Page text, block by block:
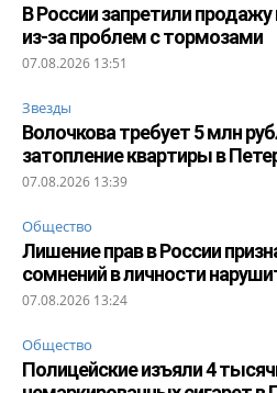
В России запретили продажу
из-за проблем с тормозами
07.08.2026 13:51
Звезды
Волочкова требует 5 млн
затопление квартиры в
07.08.2026 13:39
Общество
Лишение прав в России
сомнений в личности
07.08.2026 13:24
Общество
Полицейские изъяли 4